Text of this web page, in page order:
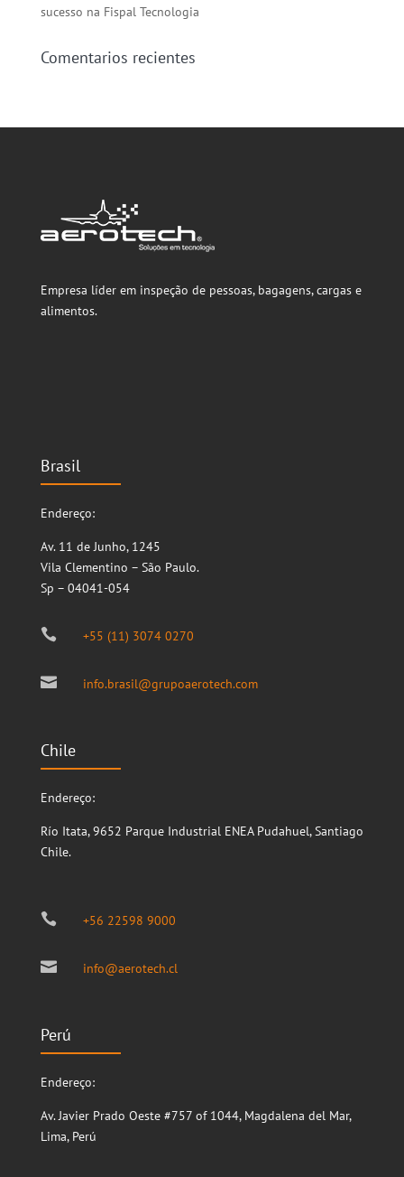
sucesso na Fispal Tecnologia
Comentarios recientes
Empresa líder em inspeção de pessoas, bagagens, cargas e
alimentos.
Brasil
Endereço:
Av. 11 de Junho, 1245
Vila Clementino – São Paulo.
Sp – 04041-054
 +55 (11) 3074 0270
 info.brasil@grupoaerotech.com
Chile
Endereço:
Río Itata, 9652 Parque Industrial ENEA Pudahuel, Santiago
Chile.
 +56 22598 9000
 info@aerotech.cl
Perú
Endereço:
Av. Javier Prado Oeste #757 of 1044, Magdalena del Mar,
Lima, Perú